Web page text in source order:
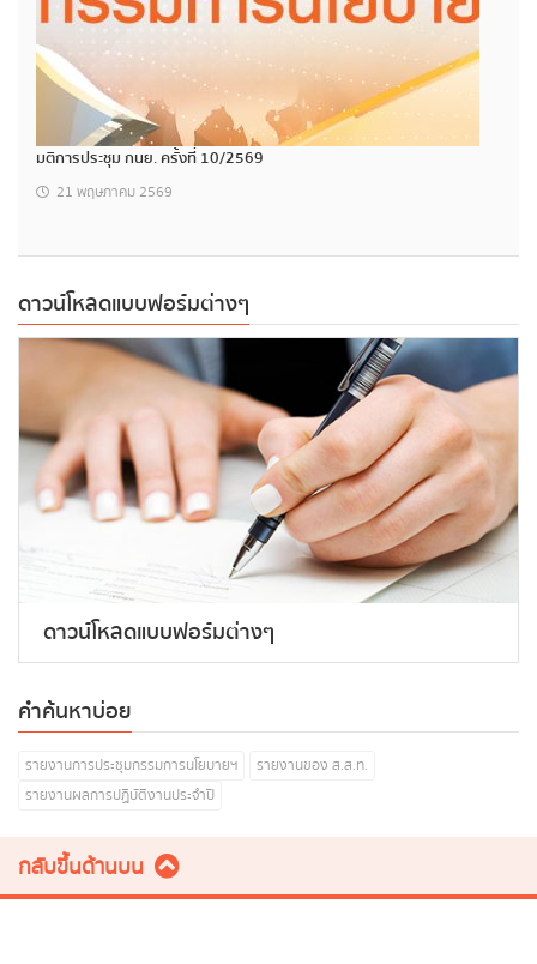
มติการประชุม กนย. ครั้งที่ 10/2569
21 พฤษภาคม 2569
ดาวน์โหลดแบบฟอร์มต่างๆ
ดาวน์โหลดแบบฟอร์มต่างๆ
คำค้นหาบ่อย
รายงานการประชุมกรรมการนโยบายฯ
รายงานของ ส.ส.ท.
รายงานผลการปฏิบัติงานประจำปี
กลับขึ้นด้านบน